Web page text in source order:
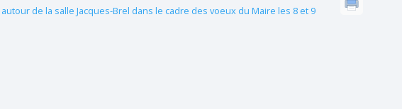
de la salle Jacques-Brel dans le cadre des voeux du Maire les 8 et 9